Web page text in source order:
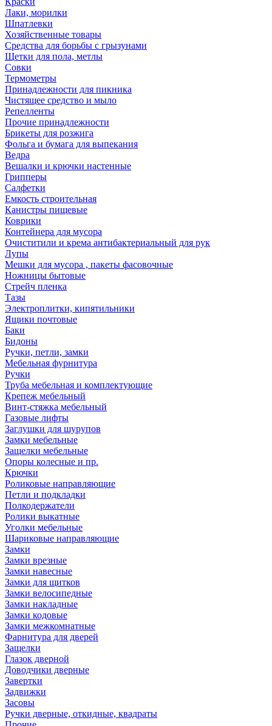
Лаки, морилки
Шпатлевки
Хозяйственные товары
Средства для борьбы с грызунами
Щетки для пола, метлы
Совки
Термометры
Принадлежности для пикника
Чистящее средство и мыло
Репелленты
Прочие принадлежности
Брикеты для розжига
Фольга и бумага для выпекания
Ведра
Вешалки и крючки настенные
Грипперы
Салфетки
Емкость строительная
Канистры пищевые
Коврики
Контейнера для мусора
Очиститили и крема антибактериальный для рук
Лупы
Мешки для мусора , пакеты фасовочные
Ножницы бытовые
Стрейч пленка
Тазы
Электроплитки, кипятильники
Ящики почтовые
Баки
Бидоны
Ручки, петли, замки
Мебельная фурнитура
Ручки
Труба мебельная и комплектующие
Крепеж мебельный
Винт-стяжка мебельный
Газовые лифты
Заглушки для шурупов
Замки мебельные
Защелки мебельные
Опоры колесные и пр.
Крючки
Роликовые направляющие
Петли и подкладки
Полкодержатели
Ролики выкатные
Уголки мебельные
Шариковые направляющие
Замки
Замки врезные
Замки навесные
Замки для щитков
Замки велосипедные
Замки накладные
Замки кодовые
Замки межкомнатные
Фарнитура для дверей
Защелки
Глазок дверной
Доводчики дверные
Завертки
Задвижки
Засовы
Ручки дверные, откидные, квадраты